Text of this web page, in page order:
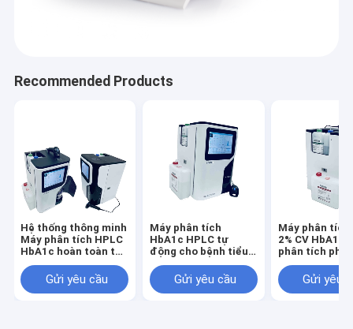
Recommended Products
Hệ thống thông minh
Máy phân tích HPLC
HbA1c hoàn toàn tự
động hóa Máy phân
tích huyết sắc tố
Glycosyl hóa
Gửi yêu cầu
Máy phân tích
HbA1c HPLC tự
động cho bệnh tiểu
đường Phát hiện
nhạy cảm ổn định
Gửi yêu cầu
Máy phân tích
2% CV HbA1c
phân tích
HbA1c tự
bệnh tiểu
Gửi yêu